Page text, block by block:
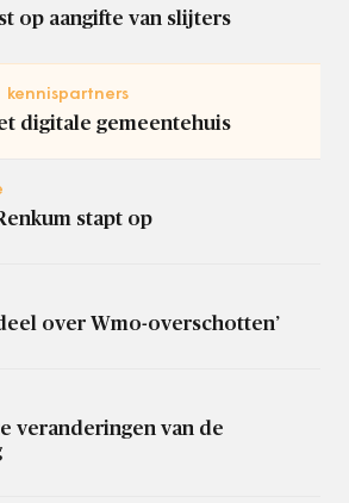
op aangifte van slijters
kennispartners
digitale gemeentehuis
stapt op
over Wmo-overschotten’
veranderingen van de